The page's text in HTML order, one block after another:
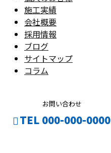
施工実績
会社概要
採用情報
ブログ
サイトマップ
コラム
お問い合わせ
TEL 000-000-0000